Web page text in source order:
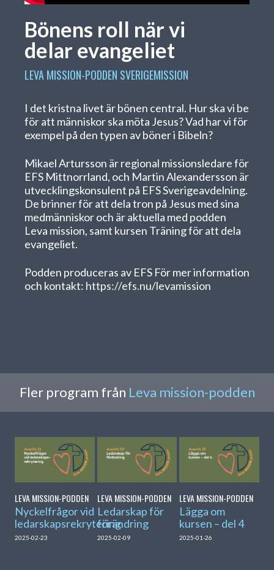
Bönens roll när vi
delar evangeliet
LEVA MISSION-PODDEN SVERIGEMISSION
I det kristna livet är bönen central. Hur ska vi be
för att människor ska möta Jesus? Vad har vi för
exempel på den typen av böner i Bibeln?
Mikael Artursson är regional missionsledare för
EFS Mittnorrland, och Martin Alexandersson är
utvecklingskonsulent på EFS Sverigeavdelning.
De brinner för att dela tron på Jesus med sina
medmänniskor och är aktuella med podden
Leva mission, samt kursen Träning för att dela
evangeliet.
Podden produceras av EFS För mer information
och kontakt: https://efs.nu/levamission
Fler program från Leva mission-podden
LEVA MISSION-PODDEN
Nyckelfrågor vid
ledarskapsrekrytering
2025-02-23
LEVA MISSION-PODDEN
Ledarskap för
förändring
2025-02-09
LEVA MISSION-PODDEN
Lägga om
kursen – del 4
2025-01-26